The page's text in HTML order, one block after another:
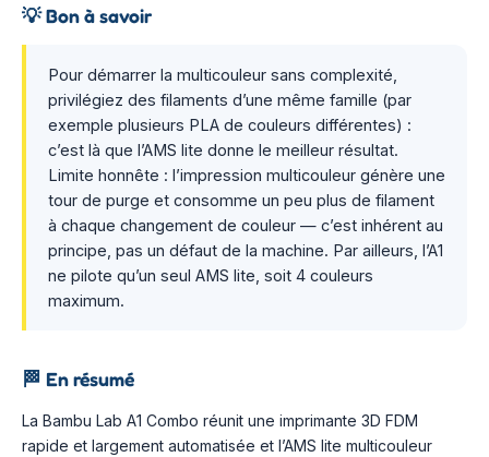
💡Bon à savoir
Pour démarrer la multicouleur sans complexité,
privilégiez des filaments d’une même famille (par
exemple plusieurs PLA de couleurs différentes) :
c’est là que l’AMS lite donne le meilleur résultat.
Limite honnête : l’impression multicouleur génère une
tour de purge et consomme un peu plus de filament
à chaque changement de couleur — c’est inhérent au
principe, pas un défaut de la machine. Par ailleurs, l’A1
ne pilote qu’un seul AMS lite, soit 4 couleurs
maximum.
🏁 En résumé
La Bambu Lab A1 Combo réunit une imprimante 3D FDM
rapide et largement automatisée et l’AMS lite multicouleur